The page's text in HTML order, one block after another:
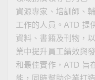
資源專家、培訓師、
工作的人員。ATD 提
資料、書籍及刊物，
業中提升員工績效與
和最佳實作，ATD 旨
能，同時幫助企業打